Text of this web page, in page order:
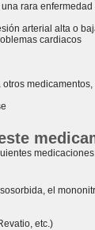
rara enfermedad
arterial alta o
cardiacos
medicamentos,
el
etc.)